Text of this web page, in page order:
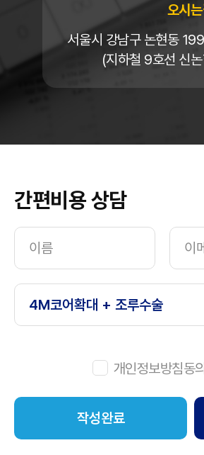
오시
서울시 강남구 논현동
(지하철 9호선 신
간편비용 상담
개인정보방침동의